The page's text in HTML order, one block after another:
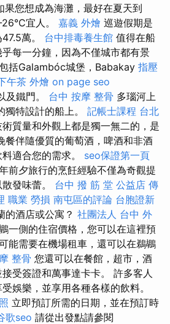
果您想成為海灘，最好在夏天到
宜人。 嘉義 外燴 巡遊假期是
萬。 台中排毒養生館 值得在船
每一分鐘，因為不僅城市都有景
括Galambóc城堡，Babakay 指壓
午茶 外燴 on page seo
及鐵門。 台中 按摩 整骨 多瑙河上
特設計的船上。 記帳士課程 台北
質量和外觀上都是獨一無二的，是
餐伴隨優質的葡萄酒，啤酒和非酒
適合您的需求。 seo保證第一頁
前夕旅行的烹飪經驗不僅為奇觀提
發味蕾。 台中 撥 筋 堂 公益店 傳
職業 勞損 南屯區的評論 台胞證新
的酒店或公寓？ 社團法人 台中 外
一側的住宿價格，您可以在這裡預
能需要在機場租車，還可以在鵜鶘
整骨 您還可以在餐館，超市，酒
受簽證和萬事達卡卡。 許多客人
娛樂，並享用各種各樣的飲料。
立即預訂所需的日期，並在預訂時
歌seo 請從出發點請參閱